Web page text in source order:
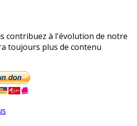
contribuez à l'évolution de notre
toujours plus de contenu